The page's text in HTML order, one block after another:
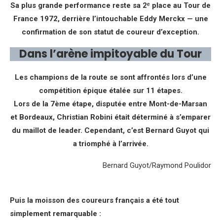
Sa plus grande performance reste sa 2ᵉ place au Tour de
France 1972, derrière l’intouchable Eddy Merckx — une
confirmation de son statut de coureur d’exception.
Dans l’arène impitoyable du Tour
Les champions de la route se sont affrontés lors d’une
compétition épique étalée sur 11 étapes.
Lors de la 7ème étape, disputée entre Mont-de-Marsan
et Bordeaux, Christian Robini était déterminé à s’emparer
du maillot de leader. Cependant, c’est Bernard Guyot qui
a triomphé à l’arrivée.
Bernard Guyot/Raymond Poulidor
Puis la moisson des coureurs français a été tout
simplement remarquable :